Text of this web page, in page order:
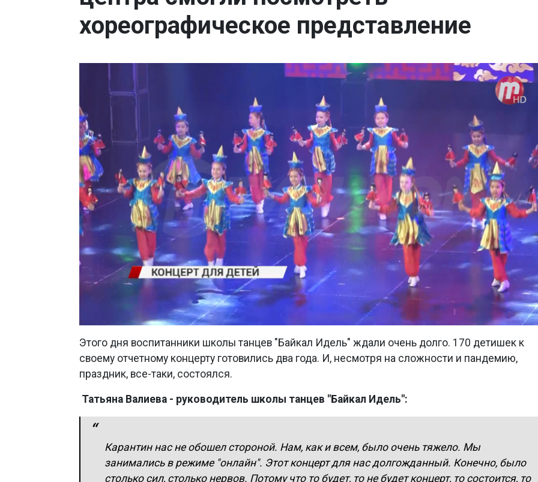
хореографическое представление
Этого дня воспитанники школы танцев "Байкал Идель" ждали очень долго. 170 детишек к
своему отчетному концерту готовились два года. И, несмотря на сложности и пандемию,
праздник, все-таки, состоялся.
Татьяна Валиева - руководитель школы танцев "Байкал Идель":
Карантин нас не обошел стороной. Нам, как и всем, было очень тяжело. Мы
занимались в режиме "онлайн". Этот концерт для нас долгожданный. Конечно, было
столько сил, столько нервов. Потому что то будет, то не будет концерт, то состоится, то